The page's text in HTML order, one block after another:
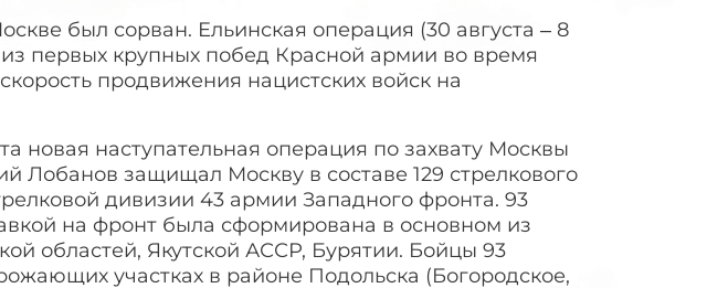
был сорван. Ельинская операция (30 августа – 8
из первых крупных побед Красной армии во время
продвижения нацистских войск на
новая наступательная операция по захвату Москвы
Лобанов защищал Москву в составе 129 стрелкового
дивизии 43 армии Западного фронта. 93
на фронт была сформирована в основном из
областей, Якутской АССР, Бурятии. Бойцы 93
участках в районе Подольска (Богородское,